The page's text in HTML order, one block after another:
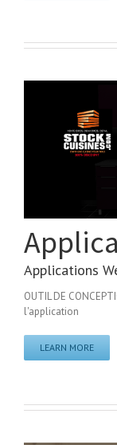
Applications
OUTIL DE
l'application
LEARN MORE